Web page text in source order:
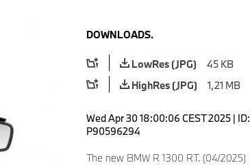
DOWNLOADS.
LowRes (JPG)
45 KB
HighRes (JPG)
1,21 MB
Wed Apr 30 18:00:06 CEST 2025 | ID:
P90596294
The new BMW R 1300 RT. (04/2025)